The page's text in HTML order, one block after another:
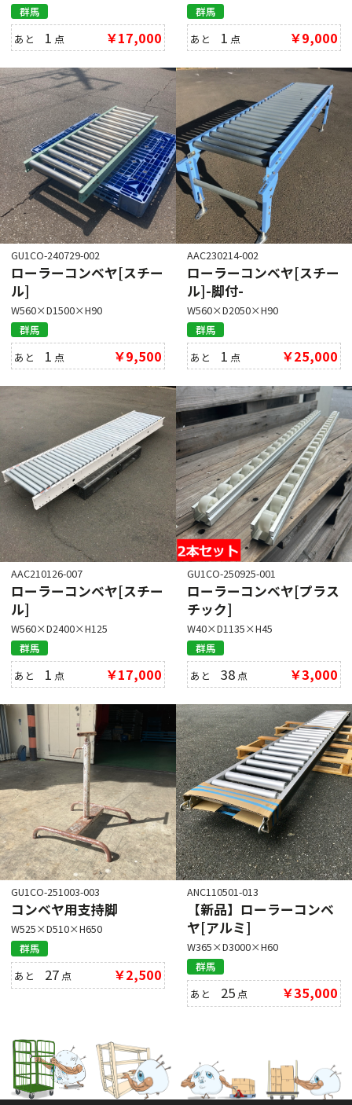
群馬
あと 1 点 ￥17,000
群馬
あと 1 点 ￥9,000
GU1CO-240729-002
ローラーコンベヤ[スチー
ル]
W560×D1500×H90
群馬
あと 1 点 ￥9,500
AAC230214-002
ローラーコンベヤ[スチー
ル]-脚付-
W560×D2050×H90
群馬
あと 1 点 ￥25,000
AAC210126-007
ローラーコンベヤ[スチー
ル]
W560×D2400×H125
群馬
あと 1 点 ￥17,000
GU1CO-250925-001
ローラーコンベヤ[プラス
チック]
W40×D1135×H45
群馬
あと38 点 ￥3,000
GU1CO-251003-003
コンベヤ用支持脚
W525×D510×H650
群馬
あと 27 点 ￥2,500
ANC110501-013
【新品】ローラーコンベ
ヤ[アルミ]
W365×D3000×H60
群馬
あと 25 点 ￥35,000